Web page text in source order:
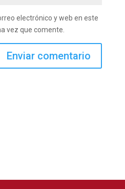
electrónico y web en este
vez que comente.